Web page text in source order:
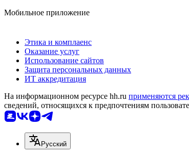
Мобильное приложение
Этика и комплаенс
Оказание услуг
Использование сайтов
Защита персональных данных
ИТ аккредитация
На информационном ресурсе hh.ru применяются
сведений, относящихся к предпочтениям
Русский